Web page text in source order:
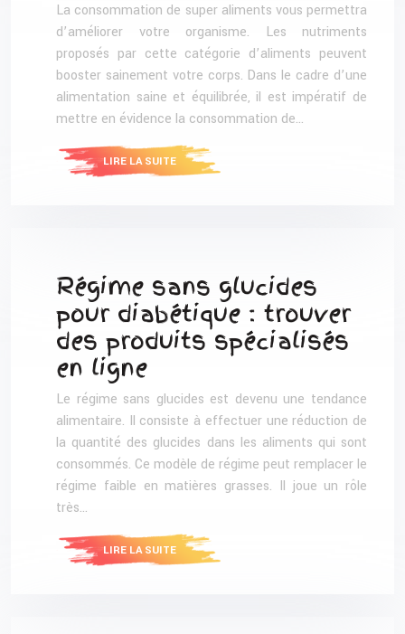
La consommation de super aliments vous permettra
d’améliorer votre organisme. Les nutriments
proposés par cette catégorie d’aliments peuvent
booster sainement votre corps. Dans le cadre d’une
alimentation saine et équilibrée, il est impératif de
mettre en évidence la consommation de…
LIRE LA SUITE
Régime sans glucides
pour diabétique : trouver
des produits spécialisés
en ligne
Le régime sans glucides est devenu une tendance
alimentaire. Il consiste à effectuer une réduction de
la quantité des glucides dans les aliments qui sont
consommés. Ce modèle de régime peut remplacer le
régime faible en matières grasses. Il joue un rôle
très…
LIRE LA SUITE